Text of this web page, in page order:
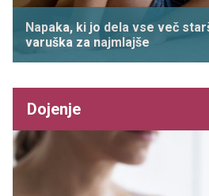
Napaka, ki jo dela vse več
varuška za najmlajše
Dojenje